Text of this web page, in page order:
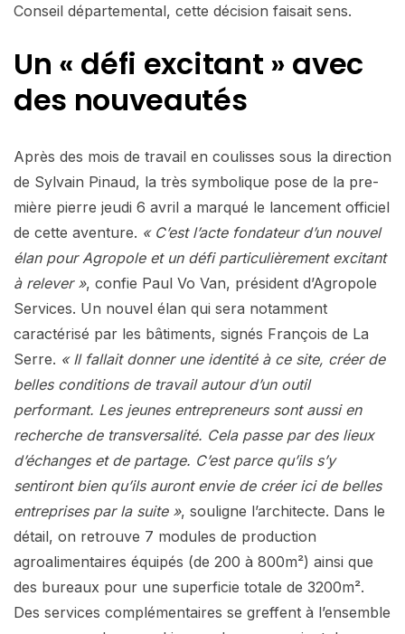
Conseil départemental, cette décision faisait sens.
Un « défi excitant » avec
des nouveautés
Après des mois de travail en coulisses sous la direction
de Sylvain Pinaud, la très symbolique pose de la pre-
mière pierre jeudi 6 avril a marqué le lancement officiel
de cette aventure. « C’est l’acte fondateur d’un nouvel
élan pour Agropole et un défi particulièrement excitant
à relever », confie Paul Vo Van, président d’Agropole
Services. Un nouvel élan qui sera notamment
caractérisé par les bâtiments, signés François de La
Serre. « Il fallait donner une identité à ce site, créer de
belles conditions de travail autour d’un outil
performant. Les jeunes entrepreneurs sont aussi en
recherche de transversalité. Cela passe par des lieux
d’échanges et de partage. C’est parce qu’ils s’y
sentiront bien qu’ils auront envie de créer ici de belles
entreprises par la suite », souligne l’architecte. Dans le
détail, on retrouve 7 modules de production
agroalimentaires équipés (de 200 à 800m²) ainsi que
des bureaux pour une superficie totale de 3200m².
Des services complémentaires se greffent à l’ensemble